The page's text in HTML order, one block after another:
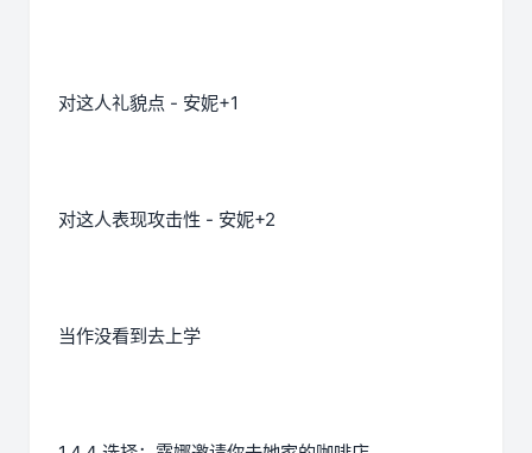
对这人礼貌点 - 安妮+1
对这人表现攻击性 - 安妮+2
当作没看到去上学